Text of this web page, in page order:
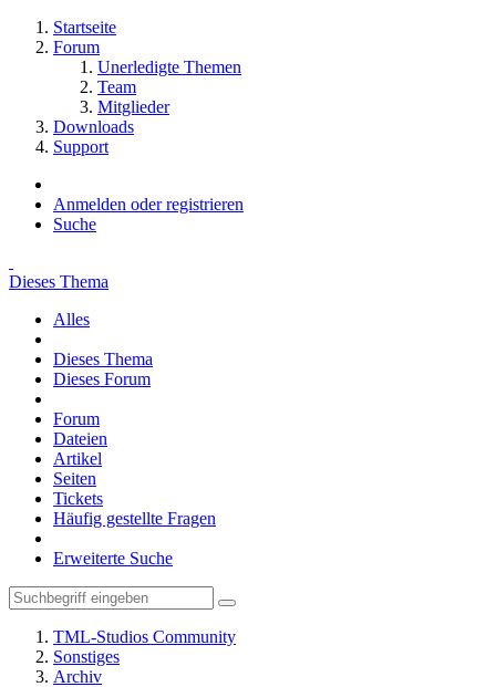
Startseite
Forum
Unerledigte Themen
Team
Mitglieder
Downloads
Support
Anmelden oder registrieren
Suche
Dieses Thema
Alles
Dieses Thema
Dieses Forum
Forum
Dateien
Artikel
Seiten
Tickets
Häufig gestellte Fragen
Erweiterte Suche
TML-Studios Community
Sonstiges
Archiv